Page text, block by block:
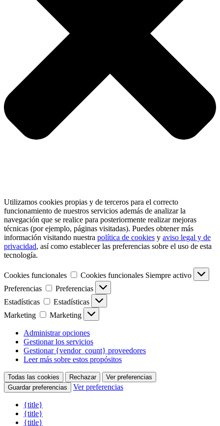
Utilizamos cookies propias y de terceros para el correcto
funcionamiento de nuestros servicios además de analizar la
navegación que se realice para posteriormente realizar mejoras
técnicas (por ejemplo, páginas visitadas). Puedes obtener más
información visitando nuestra política de cookies y aviso legal y de
privacidad, así como establecer las preferencias sobre el uso de esta
tecnología.
Cookies funcionales Cookies funcionales Siempre activo
Preferencias
Preferencias
Estadísticas
Estadísticas
Marketing
Marketing
Administrar opciones
Gestionar los servicios
Gestionar {vendor_count} proveedores
Leer más sobre estos propósitos
Todas las cookies Rechazar
Ver preferencias
Guardar preferencias
Ver preferencias
{title}
{title}
{title}